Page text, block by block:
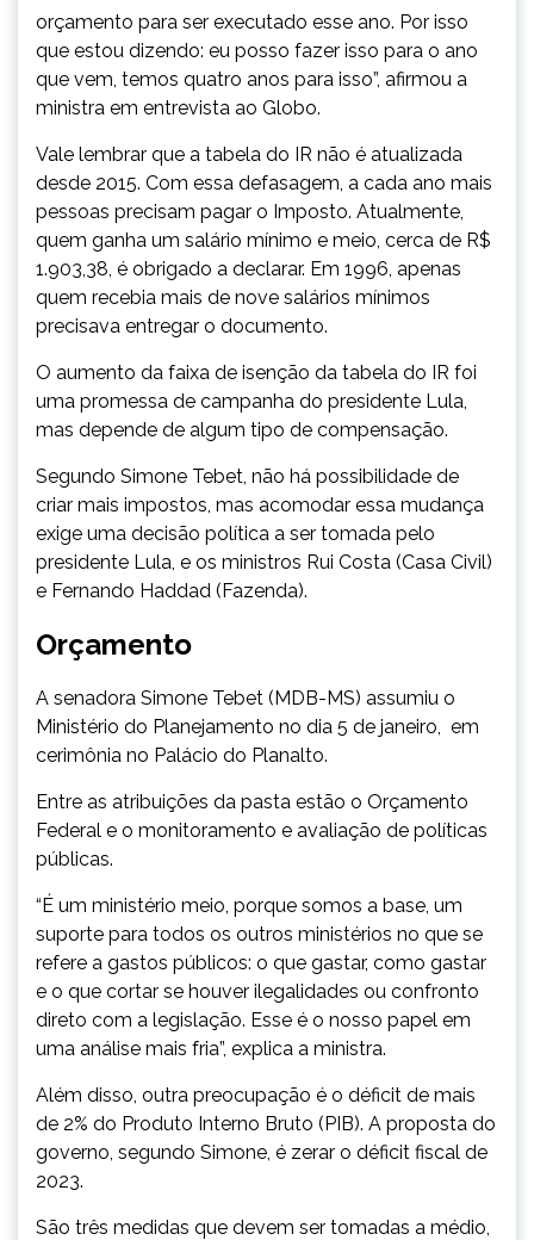
orçamento para ser executado esse ano. Por isso
que estou dizendo: eu posso fazer isso para o ano
que vem, temos quatro anos para isso”, afirmou a
ministra em entrevista ao Globo.
Vale lembrar que a tabela do IR não é atualizada
desde 2015. Com essa defasagem, a cada ano mais
pessoas precisam pagar o Imposto. Atualmente,
quem ganha um salário mínimo e meio, cerca de R$
1.903,38, é obrigado a declarar. Em 1996, apenas
quem recebia mais de nove salários mínimos
precisava entregar o documento.
O aumento da faixa de isenção da tabela do IR foi
uma promessa de campanha do presidente Lula,
mas depende de algum tipo de compensação.
Segundo Simone Tebet, não há possibilidade de
criar mais impostos, mas acomodar essa mudança
exige uma decisão política a ser tomada pelo
presidente Lula, e os ministros Rui Costa (Casa Civil)
e Fernando Haddad (Fazenda).
Orçamento
A senadora Simone Tebet (MDB-MS) assumiu o
Ministério do Planejamento no dia 5 de janeiro, em
cerimônia no Palácio do Planalto.
Entre as atribuições da pasta estão o Orçamento
Federal e o monitoramento e avaliação de políticas
públicas.
“É um ministério meio, porque somos a base, um
suporte para todos os outros ministérios no que se
refere a gastos públicos: o que gastar, como gastar
e o que cortar se houver ilegalidades ou confronto
direto com a legislação. Esse é o nosso papel em
uma análise mais fria”, explica a ministra.
Além disso, outra preocupação é o déficit de mais
de 2% do Produto Interno Bruto (PIB). A proposta do
governo, segundo Simone, é zerar o déficit fiscal de
2023.
São três medidas que devem ser tomadas a médio,